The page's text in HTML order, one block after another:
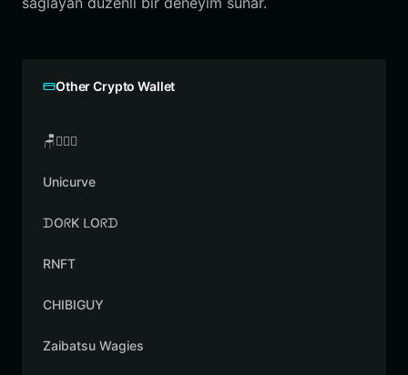
Other Crypto Wallet
🪑👳🏾‍♂️
Unicurve
ᗪOᖇK ᒪOᖇᗪ
RNFT
CHIBIGUY
Zaibatsu Wagies